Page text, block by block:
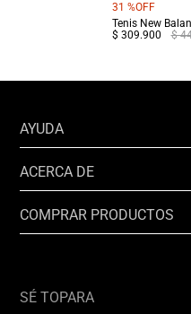
31 %OFF
$ 309.900
$
AYUDA
ACERCA DE
COMPRAR PRODUCTOS
SÉ TOPARA